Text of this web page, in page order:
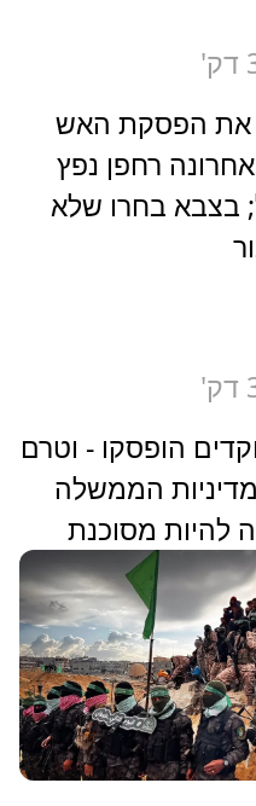
את הפסקת האש
רחפן נפץ
בצבא בחרו שלא
הופסקו - וטרם
הממשלה
להיות מסוכנת